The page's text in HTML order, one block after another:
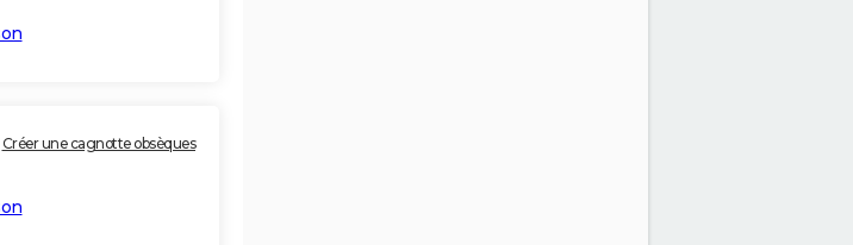
Créer une cagnotte obsèques